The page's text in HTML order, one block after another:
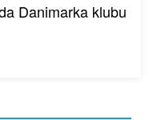
Danimarka klubu